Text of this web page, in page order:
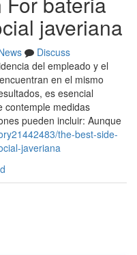
javeriana
Discuss
del empleado y el
en el mismo
es esencial
contemple medidas
pueden incluir: Aunque
the-best-side-
javeriana